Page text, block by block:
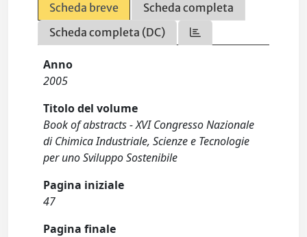
Scheda breve
Scheda completa
Scheda completa (DC)
Anno
2005
Titolo del volume
Book of abstracts - XVI Congresso Nazionale
di Chimica Industriale, Scienze e Tecnologie
per uno Sviluppo Sostenibile
Pagina iniziale
47
Pagina finale